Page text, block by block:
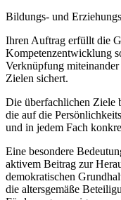
Bildungs- und
Ihren Auftrag erfüllt die
Kompetenzentwicklung
Verknüpfung
Zielen sichert.
Die überfachlichen Ziele
die auf die
und in jedem Fach
Eine besondere
aktivem Beitrag zur
demokratischen
die altersgemäße